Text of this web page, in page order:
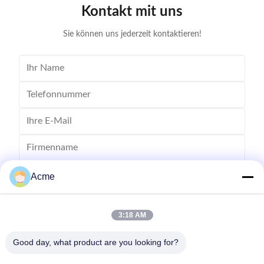
tens of thousands of tiny bubbles with diameters of
Kontakt mit uns
Sie können uns jederzeit kontaktieren!
Senden Sie
Acme
3:18 AM
Good day, what product are you looking for?